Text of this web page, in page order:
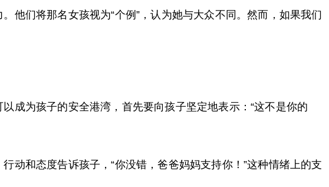
他们将那名女孩视为“个例”，认为她与大众不同。然而，如果我们
成为孩子的安全港湾，首先要向孩子坚定地表示：“这不是你的
动和态度告诉孩子，“你没错，爸爸妈妈支持你！”这种情绪上的支